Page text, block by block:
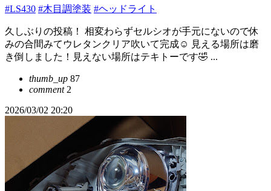
#LS430 #木目調塗装 #ヘッドライト
久しぶりの投稿！ 相変わらずセルシオが手元にないので休
みの合間みてウレタンクリア吹いて完成☺️ 見える場所は磨
き倒しました！見えない場所はテキトーです🤣 ...
thumb_up 87
comment2
2026/03/02 20:20